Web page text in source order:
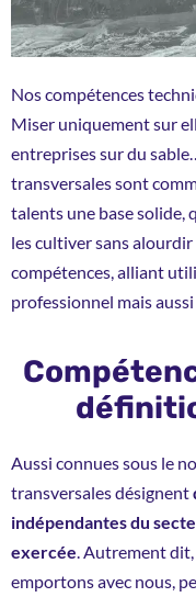
Nos compétences
Miser uniquement sur
entreprises sur du
transversales sont
talents une base solide,
les cultiver sans alourdir
compétences, alliant
professionnel mais
Aussi connues sous le
transversales désignent
indépendantes du
exercée. Autrement dit,
emportons avec nous,